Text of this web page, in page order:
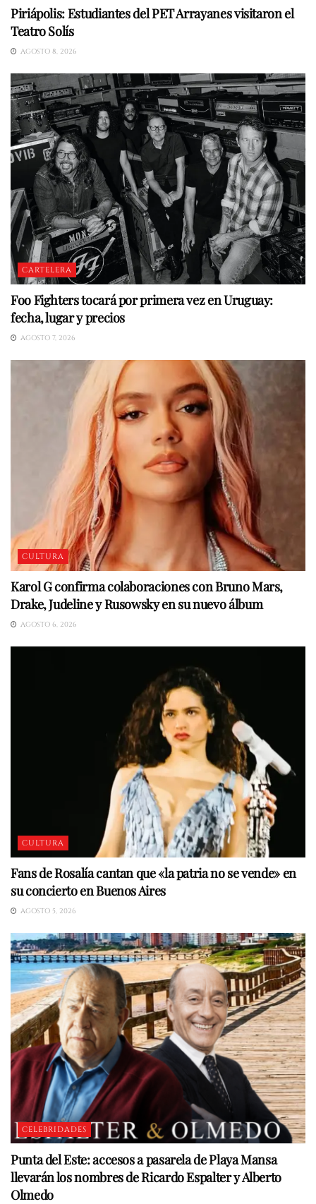
Piriápolis: Estudiantes del PET Arrayanes visitaron el
Teatro Solís
AGOSTO 8, 2026
CARTELERA
Foo Fighters tocará por primera vez en Uruguay:
fecha, lugar y precios
AGOSTO 7, 2026
CULTURA
Karol G confirma colaboraciones con Bruno Mars,
Drake, Judeline y Rusowsky en su nuevo álbum
AGOSTO 6, 2026
CULTURA
Fans de Rosalía cantan que «la patria no se vende» en
su concierto en Buenos Aires
AGOSTO 5, 2026
CELEBRIDADES
Punta del Este: accesos a pasarela de Playa Mansa
llevarán los nombres de Ricardo Espalter y Alberto
Olmedo